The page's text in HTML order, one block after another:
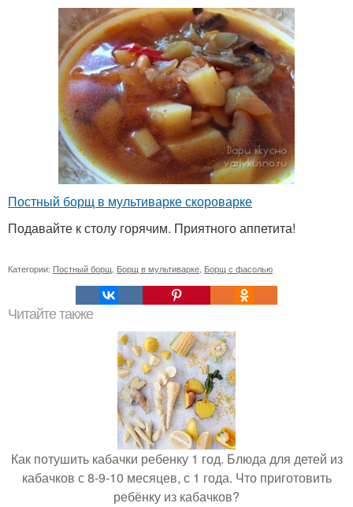
Постный борщ в мультиварке скороварке
Подавайте к столу горячим. Приятного аппетита!
Категории: Постный борщ Борщ в мультиварке Борщ с фасолью
Читайте также
Как потушить кабачки ребенку 1 год. Блюда для детей из
кабачков с 8-9-10 месяцев, с 1 года. Что приготовить
ребёнку из кабачков?